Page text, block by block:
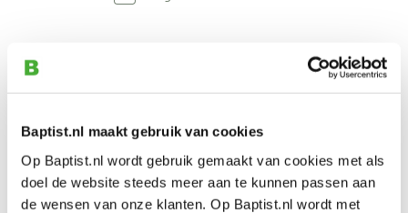
Baptist.nl maakt gebruik van cookies
Op Baptist.nl wordt gebruik gemaakt van cookies met als
doel de website steeds meer aan te kunnen passen aan
de wensen van onze klanten. Op Baptist.nl wordt met
Sorby ProEdge slijphulpstukset voor
Produktnummer: 27157
€ 145,00 inkl. MwSt
€ 119,83 ohne MwSt
Auf Lager
Vergleich